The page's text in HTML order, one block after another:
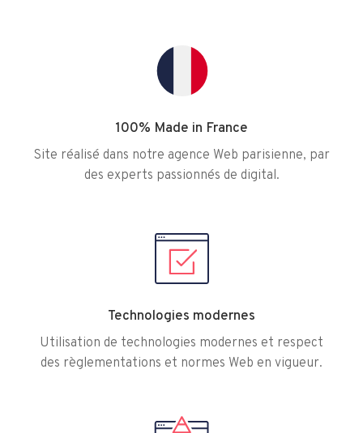
100% Made in France
Site réalisé dans notre agence Web parisienne, par
des experts passionnés de digital.
Technologies modernes
Utilisation de technologies modernes et respect
des règlementations et normes Web en vigueur.